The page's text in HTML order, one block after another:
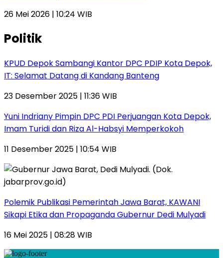
26 Mei 2026 | 10:24 WIB
Politik
KPUD Depok Sambangi Kantor DPC PDIP Kota Depok,
IT: Selamat Datang di Kandang Banteng
23 Desember 2025 | 11:36 WIB
Yuni Indriany Pimpin DPC PDI Perjuangan Kota Depok,
Imam Turidi dan Riza Al-Habsyi Memperkokoh
11 Desember 2025 | 10:54 WIB
Polemik Publikasi Pemerintah Jawa Barat, KAWANI
Sikapi Etika dan Propaganda Gubernur Dedi Mulyadi
16 Mei 2025 | 08:28 WIB